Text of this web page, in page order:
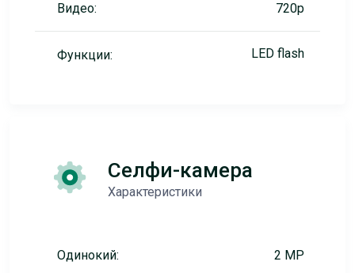
Видео: 720p
Функции: LED flash
Селфи-камера
Характеристики
Одинокий: 2 MP